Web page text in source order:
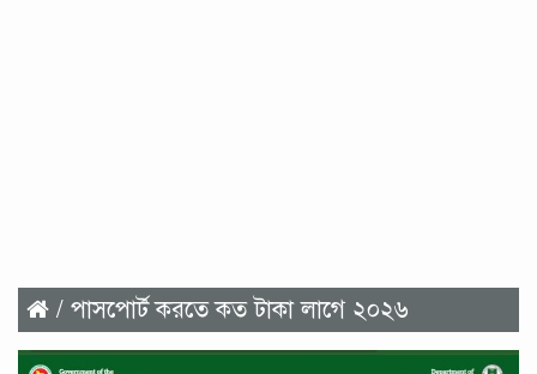
/ পাসপোর্ট করতে কত টাকা লাগে ২০২৬